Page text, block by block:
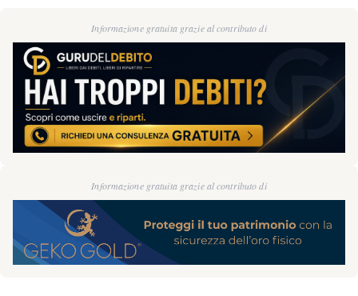
Informazione gratuita grazie al contributo di
Informazione gratuita grazie al contributo di